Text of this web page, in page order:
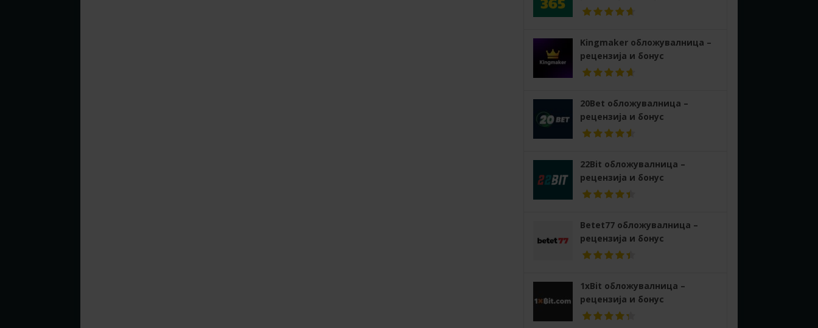
Kingmaker обложувалница –
рецензија и бонус
20Bet обложувалница –
рецензија и бонус
22Bit обложувалница –
рецензија и бонус
Betet77 обложувалница –
рецензија и бонус
1xBit обложувалница –
рецензија и бонус